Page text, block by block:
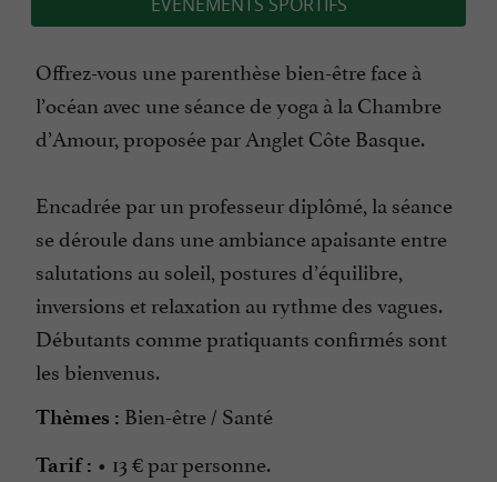
Offrez-vous une parenthèse bien-être face à
l’océan avec une séance de yoga à la Chambre
d’Amour, proposée par Anglet Côte Basque.
Encadrée par un professeur diplômé, la séance
se déroule dans une ambiance apaisante entre
salutations au soleil, postures d’équilibre,
inversions et relaxation au rythme des vagues.
Débutants comme pratiquants confirmés sont
les bienvenus.
Thèmes : Bien-être / Santé
Tarif : • 13 € par personne.